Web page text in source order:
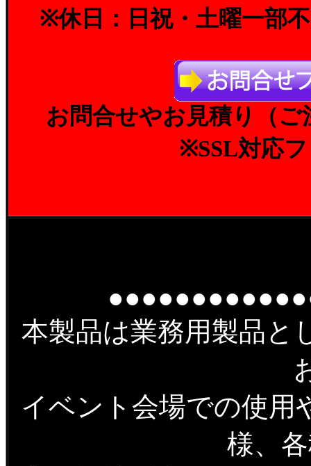
※休日：日祝・土曜一部
お問合せやお見積り（
※SSL対応
本製品は業務用製品と
イベント会場での使用
様、